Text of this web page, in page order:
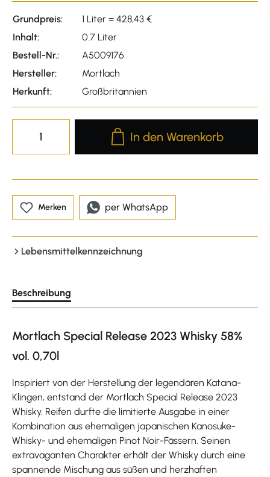
Grundpreis:
1 Liter = 428,43 €
Inhalt:
0.7 Liter
Bestell-Nr.:
A5009176
Hersteller:
Mortlach
Herkunft:
Großbritannien
Produkt Anzahl: Gib den
In den Warenkorb
Merken per WhatsApp
Lebensmittelkennzeichnung
Beschreibung
Mortlach Special Release 2023 Whisky 58%
vol. 0,70l
Inspiriert von der Herstellung der legendären Katana-
Klingen, entstand der Mortlach Special Release 2023
Whisky. Reifen durfte die limitierte Ausgabe in einer
Kombination aus ehemaligen japanischen Kanosuke-
Whisky- und ehemaligen Pinot Noir-Fässern. Seinen
extravaganten Charakter erhält der Whisky durch eine
spannende Mischung aus süßen und herzhaften